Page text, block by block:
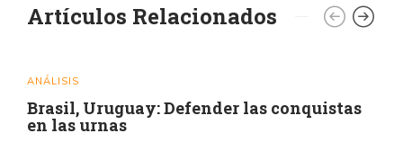
Artículos Relacionados
ANÁLISIS
Brasil, Uruguay: Defender las conquistas
en las urnas